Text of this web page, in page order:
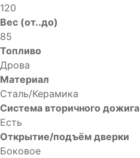
120
Вес (от..до)
85
Топливо
Дрова
Материал
Сталь/Керамика
Система вторичного дожига
Есть
Открытие/подъём дверки
Боковое